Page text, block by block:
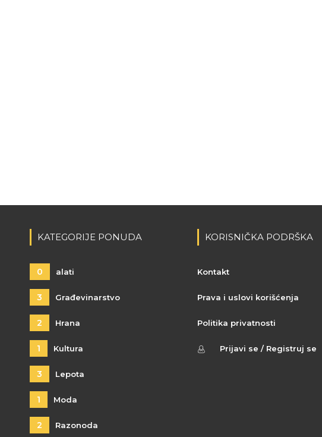
KATEGORIJE PONUDA
0 alati
3 Građevinarstvo
2 Hrana
1 Kultura
3 Lepota
1 Moda
2 Razonoda
KORISNIČKA PODRŠKA
Kontakt
Prava i uslovi korišćenja
Politika privatnosti
Prijavi se / Registruj se